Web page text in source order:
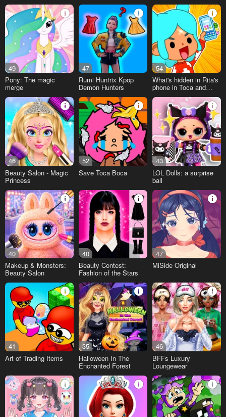
49
Pony: The magic
merge
47
Rumi Huntrix Kpop
Demon Hunters
54
What's hidden in Rita's
phone in Toca and
Buca!
46
Beauty Salon - Magic
Princess
52
Save Toca Boca
43
LOL Dolls: a surprise
ball
40
Makeup & Monsters:
Beauty Salon
40
Beauty Contest:
Fashion of the Stars
47
MiSide Original
41
Art of Trading Items
35
Halloween In The
Enchanted Forest
46
BFFs Luxury
Loungewear